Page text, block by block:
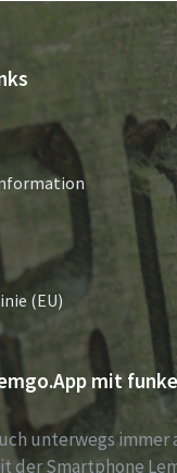
(EU)
mit
unterwegs immer
der Smartphone